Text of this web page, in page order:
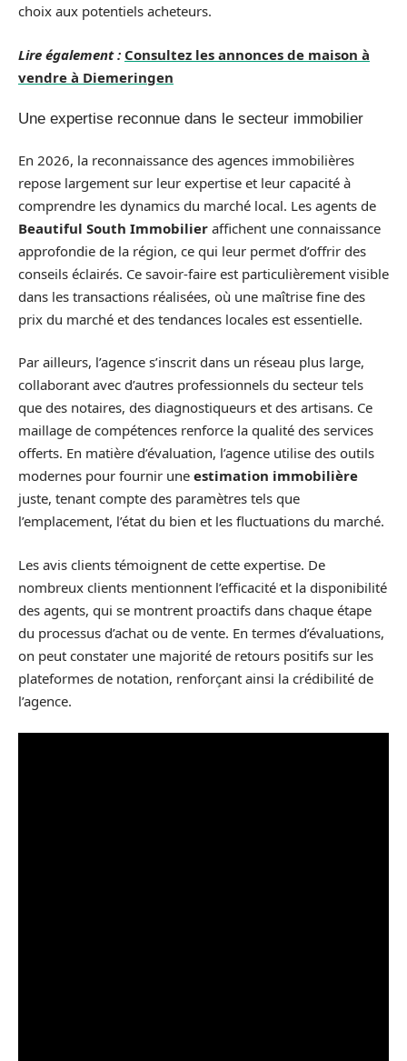
choix aux potentiels acheteurs.
Lire également : Consultez les annonces de maison à
vendre à Diemeringen
Une expertise reconnue dans le secteur immobilier
En 2026, la reconnaissance des agences immobilières
repose largement sur leur expertise et leur capacité à
comprendre les dynamics du marché local. Les agents de
Beautiful South Immobilier affichent une connaissance
approfondie de la région, ce qui leur permet d’offrir des
conseils éclairés. Ce savoir-faire est particulièrement visible
dans les transactions réalisées, où une maîtrise fine des
prix du marché et des tendances locales est essentielle.
Par ailleurs, l’agence s’inscrit dans un réseau plus large,
collaborant avec d’autres professionnels du secteur tels
que des notaires, des diagnostiqueurs et des artisans. Ce
maillage de compétences renforce la qualité des services
offerts. En matière d’évaluation, l’agence utilise des outils
modernes pour fournir une estimation immobilière
juste, tenant compte des paramètres tels que
l’emplacement, l’état du bien et les fluctuations du marché.
Les avis clients témoignent de cette expertise. De
nombreux clients mentionnent l’efficacité et la disponibilité
des agents, qui se montrent proactifs dans chaque étape
du processus d’achat ou de vente. En termes d’évaluations,
on peut constater une majorité de retours positifs sur les
plateformes de notation, renforçant ainsi la crédibilité de
l’agence.